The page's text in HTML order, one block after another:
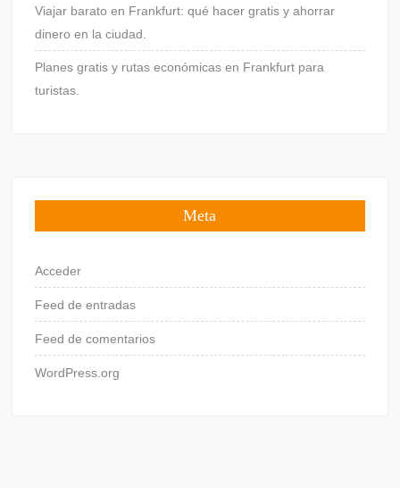
Viajar barato en Frankfurt: qué hacer gratis y ahorrar
dinero en la ciudad.
Planes gratis y rutas económicas en Frankfurt para
turistas.
Meta
Acceder
Feed de entradas
Feed de comentarios
WordPress.org